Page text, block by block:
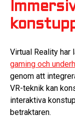
Virtual Reality har
gaming och
genom att
VR-teknik kan
interaktiva
betraktaren.